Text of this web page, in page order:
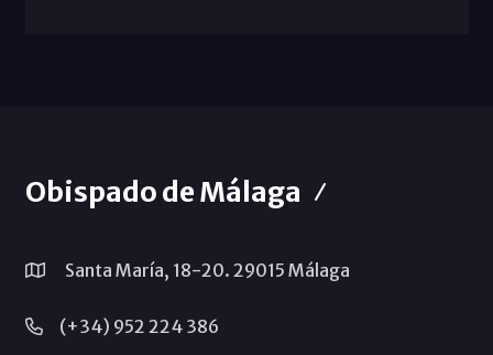
Obispado de Málaga
Santa María, 18-20. 29015 Málaga
(+34) 952 224 386